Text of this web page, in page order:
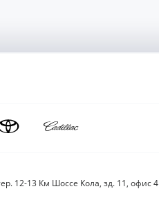
12-13 Км Шоссе Кола, зд. 11, офис 4